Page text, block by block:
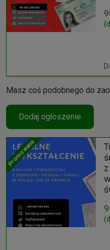
Masz coś podobnego do
Dodaj ogłoszenie
Promowane